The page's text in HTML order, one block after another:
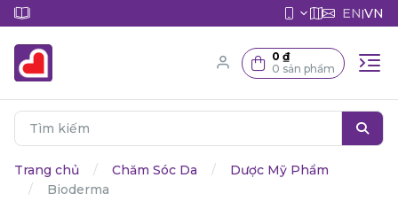
EN|VN
0 ₫
0 sản phẩm
Trang chủ Chăm Sóc Da
Dược Mỹ Phẩm
Bioderma